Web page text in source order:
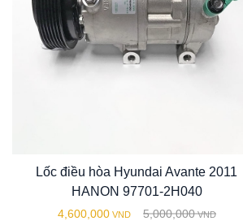
Lốc điều hòa Hyundai Avante 2011
HANON 97701-2H040
4,600,000 VND 5,000,000 VND